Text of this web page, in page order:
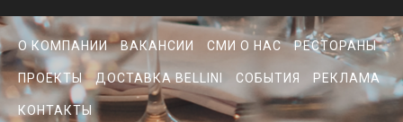
О КОМПАНИИ ВАКАНСИИ СМИ О НАС РЕСТОРАНЫ
ПРОЕКТЫ ДОСТАВКА BELLINI СОБЫТИЯ РЕКЛАМА
КОНТАКТЫ